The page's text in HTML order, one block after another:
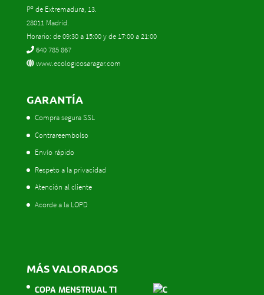
Pº de Extremadura, 13.
28011 Madrid.
Horario: de 09:30 a 15:00 y de 17:00 a 21:00
640 785 867
www.ecologicosaragar.com
GARANTÍA
Compra segura SSL
Contrareembolso
Envío rápido
Respeto a la privacidad
Atención al cliente
Acorde a la LOPD
MÁS VALORADOS
COPA MENSTRUAL T1